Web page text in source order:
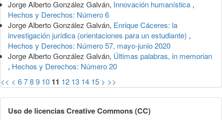
Jorge Alberto González Galván, Innovación humanística ,
Hechos y Derechos: Número 6
Jorge Alberto González Galván, Enrique Cáceres: la
investigación jurídica (orientaciones para un estudiante) ,
Hechos y Derechos: Número 57, mayo-junio 2020
Jorge Alberto González Galván, Últimas palabras, in memorian
, Hechos y Derechos: Número 20
<< < 6789 10 11 12 13 14 15 > >>
Uso de licencias Creative Commons (CC)